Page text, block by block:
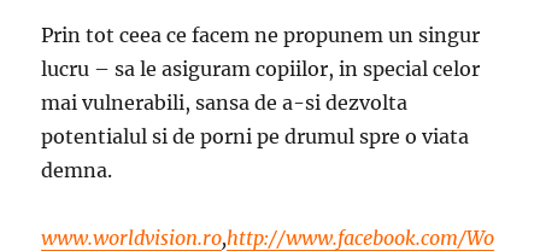
Prin tot ceea ce facem ne propunem un singur
lucru – sa le asiguram copiilor, in special celor
mai vulnerabili, sansa de a-si dezvolta
potentialul si de porni pe drumul spre o viata
demna.
www.worldvision.ro,http://www.facebook.com/Wo